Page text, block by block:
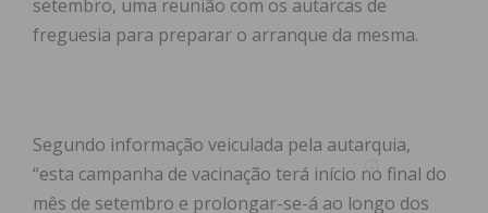
setembro, uma reunião com os autarcas de
freguesia para preparar o arranque da mesma.
Segundo informação veiculada pela autarquia,
“esta campanha de vacinação terá início no final do
mês de setembro e prolongar-se-á ao longo dos